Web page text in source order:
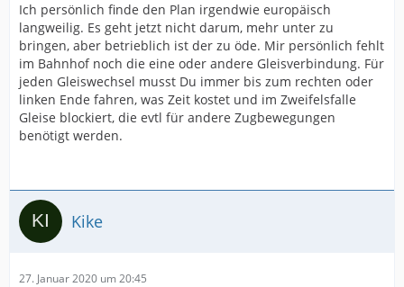
Ich persönlich finde den Plan irgendwie europäisch
langweilig. Es geht jetzt nicht darum, mehr unter zu
bringen, aber betrieblich ist der zu öde. Mir persönlich fehlt
im Bahnhof noch die eine oder andere Gleisverbindung. Für
jeden Gleiswechsel musst Du immer bis zum rechten oder
linken Ende fahren, was Zeit kostet und im Zweifelsfalle
Gleise blockiert, die evtl für andere Zugbewegungen
benötigt werden.
Kike
27. Januar 2020 um 20:45